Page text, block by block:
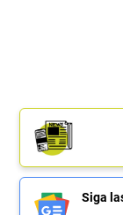
Siga